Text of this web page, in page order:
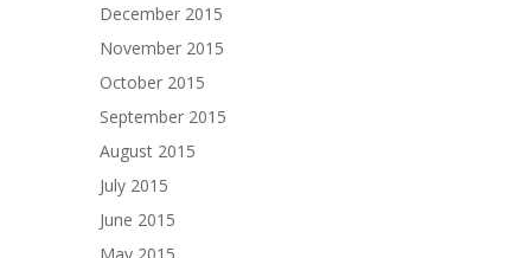
December 2015
November 2015
October 2015
September 2015
August 2015
July 2015
June 2015